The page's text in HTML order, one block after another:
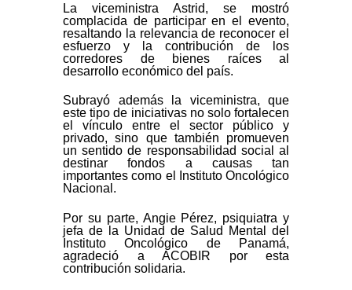
La viceministra Astrid, se mostró
complacida de participar en el evento,
resaltando la relevancia de reconocer el
esfuerzo y la contribución de los
corredores de bienes raíces al
desarrollo económico del país.
Subrayó además la viceministra, que
este tipo de iniciativas no solo fortalecen
el vínculo entre el sector público y
privado, sino que también promueven
un sentido de responsabilidad social al
destinar fondos a causas tan
importantes como el Instituto Oncológico
Nacional.
Por su parte, Angie Pérez, psiquiatra y
jefa de la Unidad de Salud Mental del
Instituto Oncológico de Panamá,
agradeció a ACOBIR por esta
contribución solidaria.